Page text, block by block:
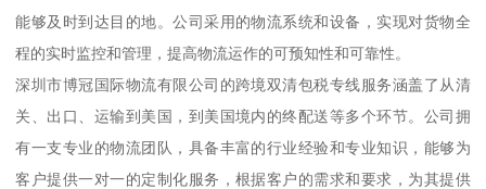
能够及时到达目的地。公司采用的物流系统和设备，实现对货物全
程的实时监控和管理，提高物流运作的可预知性和可靠性。
深圳市博冠国际物流有限公司的跨境双清包税专线服务涵盖了从清
关、出口、运输到美国，到美国境内的终配送等多个环节。公司拥
有一支专业的物流团队，具备丰富的行业经验和专业知识，能够为
客户提供一对一的定制化服务，根据客户的需求和要求，为其提供